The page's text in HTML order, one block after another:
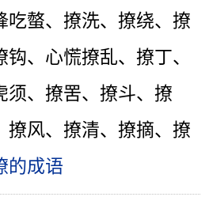
吃螫、撩洗、撩绕、撩
、心慌撩乱、撩丁、
须、撩罟、撩斗、撩
撩风、撩清、撩摘、撩
的成语